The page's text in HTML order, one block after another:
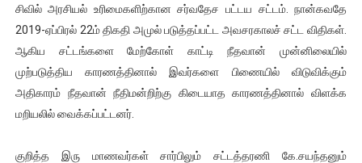
சிவில் அரசியல் உரிமைகளிற்கான சர்வதேச பட்டய சட்டம். நான்கவதே
2019-ஏப்பிரல் 22ம் திகதி அமுல் படுத்தப்பட்ட அவசரகாலச் சட்ட விதிகள்.
ஆகிய சட்டங்களை மேற்கோள் காட்டி நீதவான் முன்னிலையில்
முற்படுத்திய காரணத்தினால் இவர்களை பிணையில் விடுவிக்கும்
அதிகாரம் நீதவான் நீதிமன்றிற்கு கிடையாத காரணத்தினால் விளக்க
மறியலில் வைக்கப்பட்டனர்.
குறித்த இரு மாணவர்கள் சார்பிலும் சட்டத்தரணி கே.சயந்தனும்